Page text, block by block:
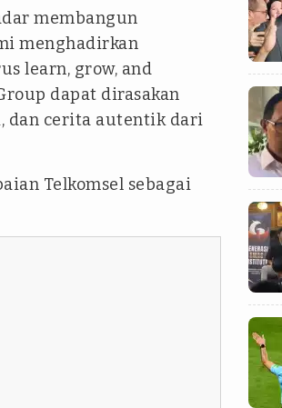
membangun
menghadirkan
learn, grow, and
dapat dirasakan
dan cerita autentik dari
Telkomsel sebagai